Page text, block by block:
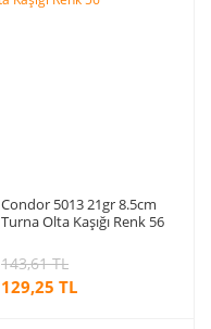
Condor 5013 21gr 8.5cm
Turna Olta Kaşığı Renk 56
129,25 TL
143,61 TL